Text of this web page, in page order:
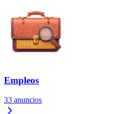
Empleos
33 anuncios